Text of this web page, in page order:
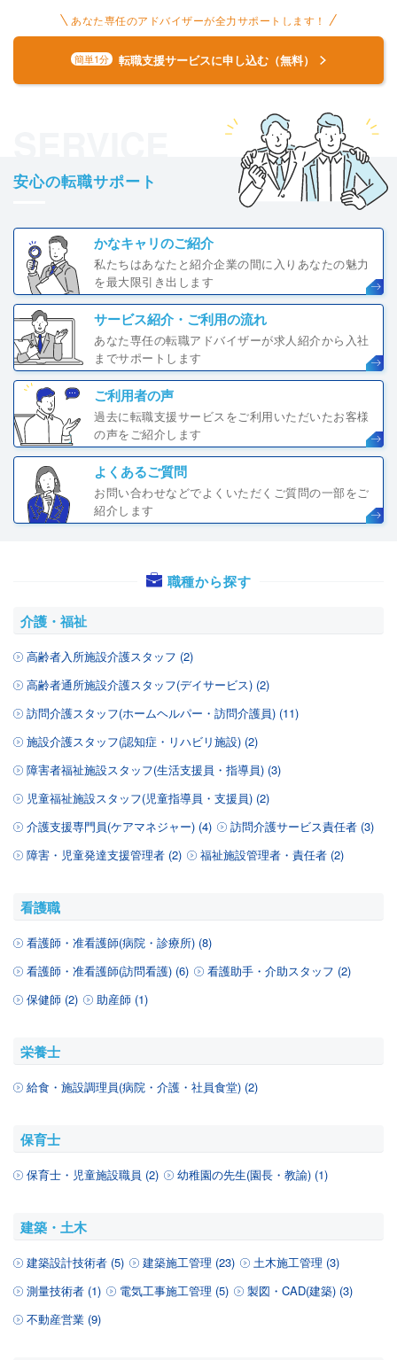
あなた専任のアドバイザーが全力サポートします！
簡単1分 転職支援サービスに申し込む（無料）
安心の転職サポート
かなキャリのご紹介
私たちはあなたと紹介企業の間に入りあなたの魅力
を最大限引き出します
サービス紹介・ご利用の流れ
あなた専任の転職アドバイザーが求人紹介から入社
までサポートします
ご利用者の声
過去に転職支援サービスをご利用いただいたお客様
の声をご紹介します
よくあるご質問
お問い合わせなどでよくいただくご質問の一部をご
紹介します
職種から探す
介護・福祉
高齢者入所施設介護スタッフ (2)
高齢者通所施設介護スタッフ(デイサービス) (2)
訪問介護スタッフ(ホームヘルパー・訪問介護員) (11)
施設介護スタッフ(認知症・リハビリ施設) (2)
障害者福祉施設スタッフ(生活支援員・指導員) (3)
児童福祉施設スタッフ(児童指導員・支援員) (2)
介護支援専門員(ケアマネジャー) (4)
訪問介護サービス責任者 (3)
障害・児童発達支援管理者 (2)
福祉施設管理者・責任者 (2)
看護職
看護師・准看護師(病院・診療所) (8)
看護師・准看護師(訪問看護) (6)
看護助手・介助スタッフ (2)
保健師 (2)
助産師 (1)
栄養士
給食・施設調理員(病院・介護・社員食堂) (2)
保育士
保育士・児童施設職員 (2) 幼稚園の先生(園長・教諭) (1)
建築・土木
建築設計技術者 (5) 建築施工管理 (23)
土木施工管理 (3)
測量技術者 (1)
電気工事施工管理 (5)
製図・CAD(建築) (3)
不動産営業 (9)